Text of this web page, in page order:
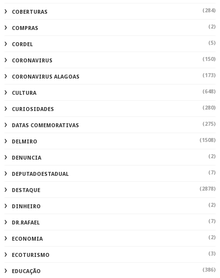
COBERTURAS (284)
COMPRAS (2)
CORDEL (5)
CORONAVIRUS (150)
CORONAVIRUS ALAGOAS (173)
CULTURA (648)
CURIOSIDADES (280)
DATAS COMEMORATIVAS (275)
DELMIRO (1508)
DENUNCIA (2)
DEPUTADOESTADUAL (7)
DESTAQUE (2878)
DINHEIRO (2)
DR.RAFAEL (7)
ECONOMIA (2)
ECOTURISMO (3)
EDUCAÇÃO (386)